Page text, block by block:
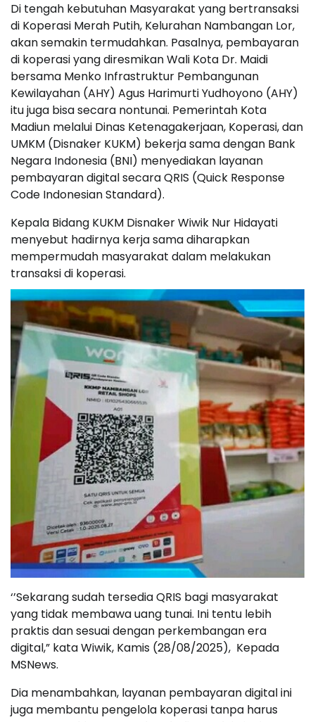
Di tengah kebutuhan Masyarakat yang bertransaksi
di Koperasi Merah Putih, Kelurahan Nambangan Lor,
akan semakin termudahkan. Pasalnya, pembayaran
di koperasi yang diresmikan Wali Kota Dr. Maidi
bersama Menko Infrastruktur Pembangunan
Kewilayahan (AHY) Agus Harimurti Yudhoyono (AHY)
itu juga bisa secara nontunai. Pemerintah Kota
Madiun melalui Dinas Ketenagakerjaan, Koperasi, dan
UMKM (Disnaker KUKM) bekerja sama dengan Bank
Negara Indonesia (BNI) menyediakan layanan
pembayaran digital secara QRIS (Quick Response
Code Indonesian Standard).
Kepala Bidang KUKM Disnaker Wiwik Nur Hidayati
menyebut hadirnya kerja sama diharapkan
mempermudah masyarakat dalam melakukan
transaksi di koperasi.
‘’Sekarang sudah tersedia QRIS bagi masyarakat
yang tidak membawa uang tunai. Ini tentu lebih
praktis dan sesuai dengan perkembangan era
digital,” kata Wiwik, Kamis (28/08/2025), Kepada
MSNews.
Dia menambahkan, layanan pembayaran digital ini
juga membantu pengelola koperasi tanpa harus